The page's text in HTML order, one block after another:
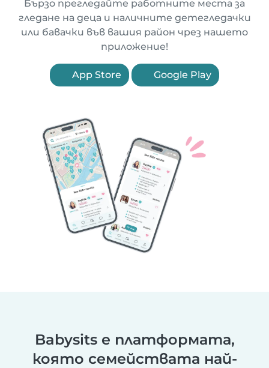
Бързо прегледайте работните места за
гледане на деца и наличните детегледачки
или бавачки във вашия район чрез нашето
приложение!
App Store Google Play
Babysits е платформата,
която семействата най-